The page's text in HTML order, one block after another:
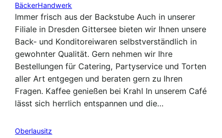
BäckerHandwerk
Immer frisch aus der Backstube Auch in unserer
Filiale in Dresden Gittersee bieten wir Ihnen unsere
Back- und Konditoreiwaren selbstverständlich in
gewohnter Qualität. Gern nehmen wir Ihre
Bestellungen für Catering, Partyservice und Torten
aller Art entgegen und beraten gern zu Ihren
Fragen. Kaffee genießen bei Krahl In unserem Café
lässt sich herrlich entspannen und die…
Oberlausitz